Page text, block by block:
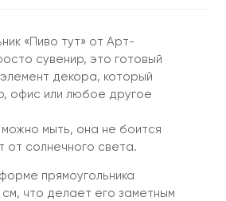
«Пиво тут» от Арт-
сувенир, это готовый
декора, который
офис или любое другое
можно мыть, она не боится
от солнечного света.
прямоугольника
что делает его заметным